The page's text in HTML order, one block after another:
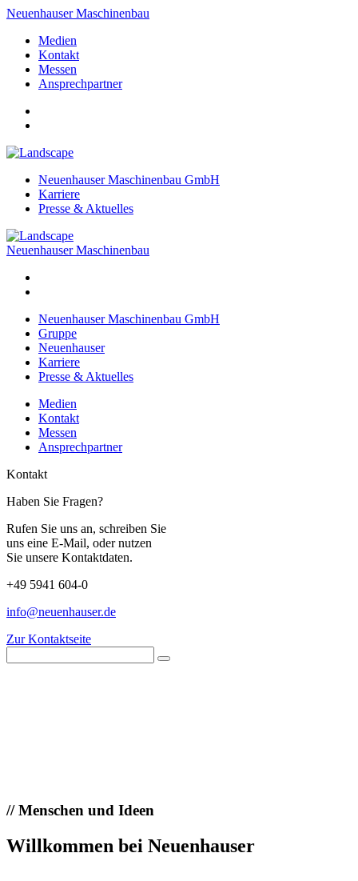
Neuenhauser Maschinenbau
Medien
Kontakt
Messen
Ansprechpartner
Neuenhauser Maschinenbau GmbH
Karriere
Presse & Aktuelles
Neuenhauser Maschinenbau
Neuenhauser Maschinenbau GmbH
Gruppe
Neuenhauser
Karriere
Presse & Aktuelles
Medien
Kontakt
Messen
Ansprechpartner
Kontakt
Haben Sie Fragen?
Rufen Sie uns an, schreiben Sie
uns eine E-Mail, oder nutzen
Sie unsere Kontaktdaten.
+49 5941 604-0
info@neuenhauser.de
Zur Kontaktseite
//Menschen und Ideen
Willkommen bei Neuenhauser